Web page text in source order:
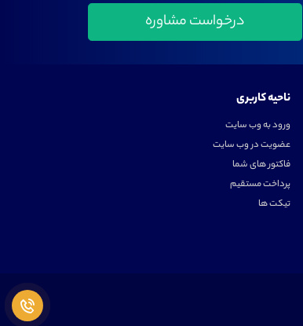
ناحیه کاربری
ورود به وب سایت
عضویت در وب سایت
فاکتور های شما
پرداخت مستقیم
تیکت ها